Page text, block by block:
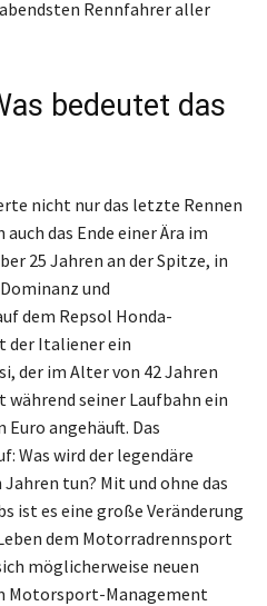
Rennfahrer aller
bedeutet das
nicht nur das letzte Rennen
das Ende einer Ära im
25 Jahren an der Spitze, in
und
dem Repsol Honda-
der Italiener ein
der im Alter von 42 Jahren
während seiner Laufbahn ein
angehäuft. Das
Was wird der legendäre
tun? Mit und ohne das
ist es eine große Veränderung
dem Motorradrennsport
möglicherweise neuen
Motorsport-Management